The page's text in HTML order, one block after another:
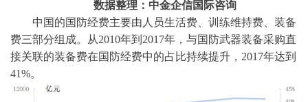
数据整理：中金企信国际咨询
中国的国防经费主要由人员生活费、训练维持费、装备
费三部分组成。从2010年到2017年，与国防武器装备采购直
接关联的装备费在国防经费中的占比持续提升，2017年达到
41%。